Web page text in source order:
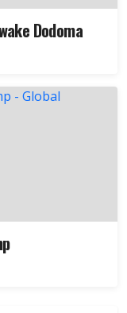
Dodoma